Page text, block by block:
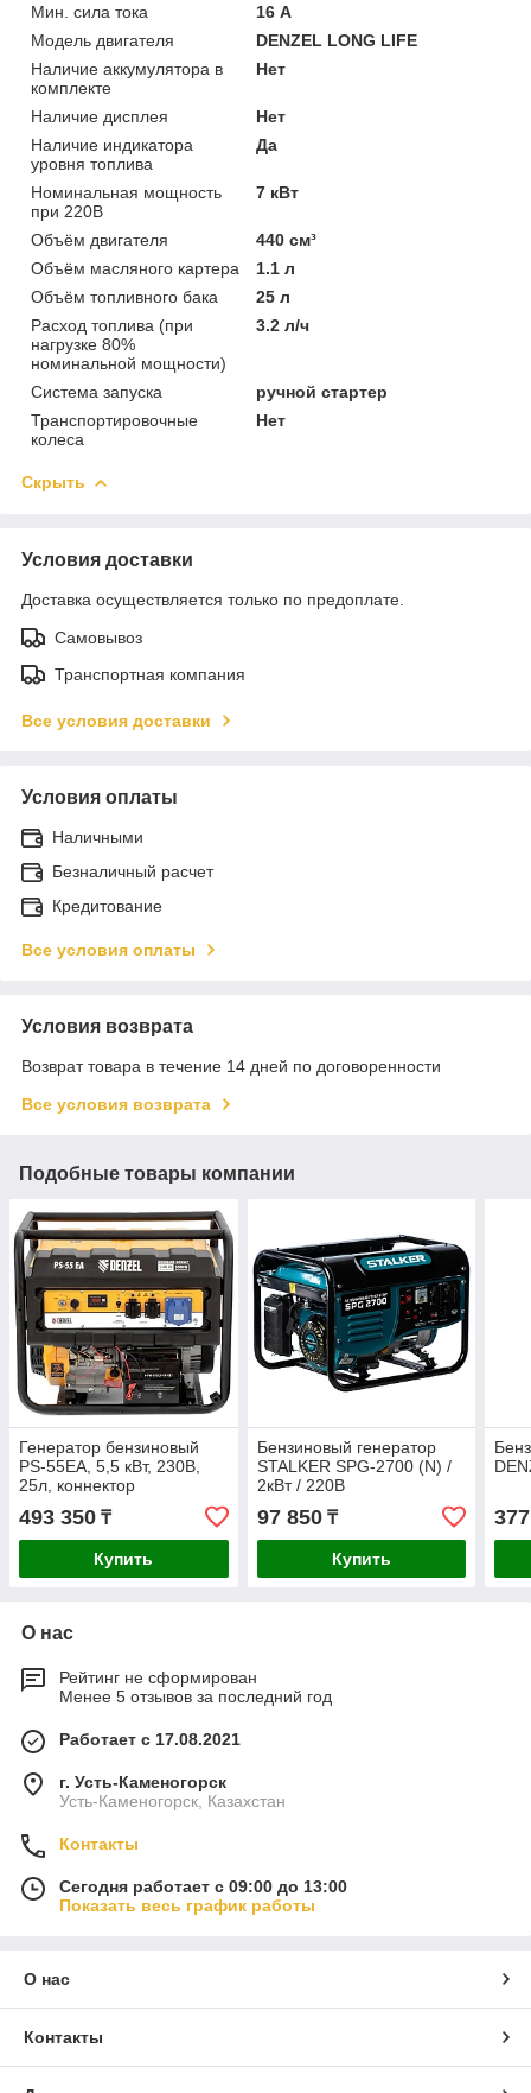
Мин. сила тока
16 А
Модель двигателя
DENZEL LONG LIFE
Наличие аккумулятора в
комплекте
Нет
Наличие дисплея
Нет
Наличие индикатора
уровня топлива
Да
Номинальная мощность
при 220В
7 кВт
Объём двигателя
440 см³
Объём масляного картера
1.1 л
Объём топливного бака
25 л
Расход топлива (при
нагрузке 80%
номинальной мощности)
3.2 л/ч
Система запуска
ручной стартер
Транспортировочные
колеса
Нет
Скрыть
Условия доставки
Доставка осуществляется только по предоплате.
Самовывоз
Транспортная компания
Все условия доставки
Условия оплаты
Наличными
Безналичный расчет
Кредитование
Все условия оплаты
Условия возврата
Возврат товара в течение 14 дней по договоренности
Все условия возврата
Подобные товары компании
Генератор бензиновый
PS-55EA, 5,5 кВт, 230В,
25л, коннектор
автоматики,
электростартер Denzel
493 350 ₸
Купить
Бензиновый генератор
STALKER SPG-2700 (N) /
2кВт / 220В
97 850₸
Купить
О нас
Рейтинг не сформирован
Менее 5 отзывов за последний год
Работает с 17.08.2021
г. Усть-Каменогорск
Усть-Каменогорск, Казахстан
Контакты
Сегодня работает с 09:00 до 13:00
Показать весь график работы
О нас
Контакты